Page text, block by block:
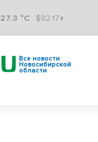
27.3 °C $82.17↑
Все новости
Новосибирской
области